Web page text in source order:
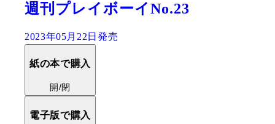
週刊プレイボーイNo.23
2023年05月22日発売
紙の本で購入
開/閉
電子版で購入